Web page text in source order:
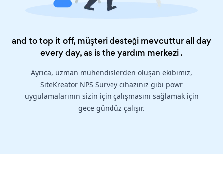
and to top it off, müşteri desteği mevcuttur all day
every day, as is theyardım merkezi.
Ayrıca, uzman mühendislerden oluşan ekibimiz,
SiteKreator NPS Survey cihazınız gibi powr
uygulamalarının sizin için çalışmasını sağlamak için
gece gündüz çalışır.